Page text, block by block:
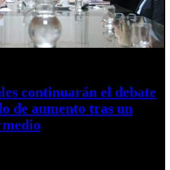
continuarán el debate
de aumento tras un